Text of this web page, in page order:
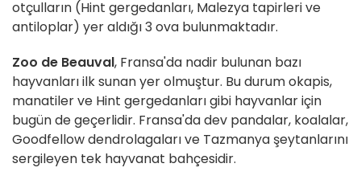
otçulların (Hint gergedanları, Malezya tapirleri ve
antiloplar) yer aldığı 3 ova bulunmaktadır.
Zoo de Beauval, Fransa'da nadir bulunan bazı
hayvanları ilk sunan yer olmuştur. Bu durum okapis,
manatiler ve Hint gergedanları gibi hayvanlar için
bugün de geçerlidir. Fransa'da dev pandalar, koalalar,
Goodfellow dendrolagaları ve Tazmanya şeytanlarını
sergileyen tek hayvanat bahçesidir.